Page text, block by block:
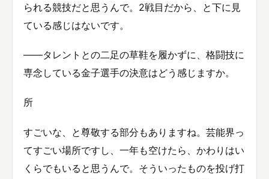
られる競技だと思うんで。2戦目だから、と下に見
ている感じはないです。
――タレントとの二足の草鞋を履かずに、格闘技に
専念している金子選手の決意はどう感じますか。
所
すごいな、と尊敬する部分もありますね。芸能界っ
てすごい場所ですし、一年も空けたら、かわりはい
くらでもいると思うんで。そういったものを投げ打